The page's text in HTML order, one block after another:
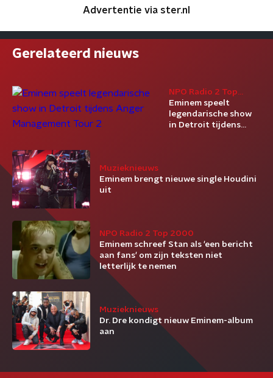
Advertentie via ster.nl
Gerelateerd nieuws
NPO Radio 2 Top
2000
Eminem speelt
legendarische show
in Detroit tijdens
Muzieknieuws
Eminem brengt nieuwe single Houdini
uit
NPO Radio 2 Top 2000
Eminem schreef Stan als 'een bericht
aan fans' om zijn teksten niet
letterlijk te nemen
Muzieknieuws
Dr. Dre kondigt nieuw Eminem-album
aan